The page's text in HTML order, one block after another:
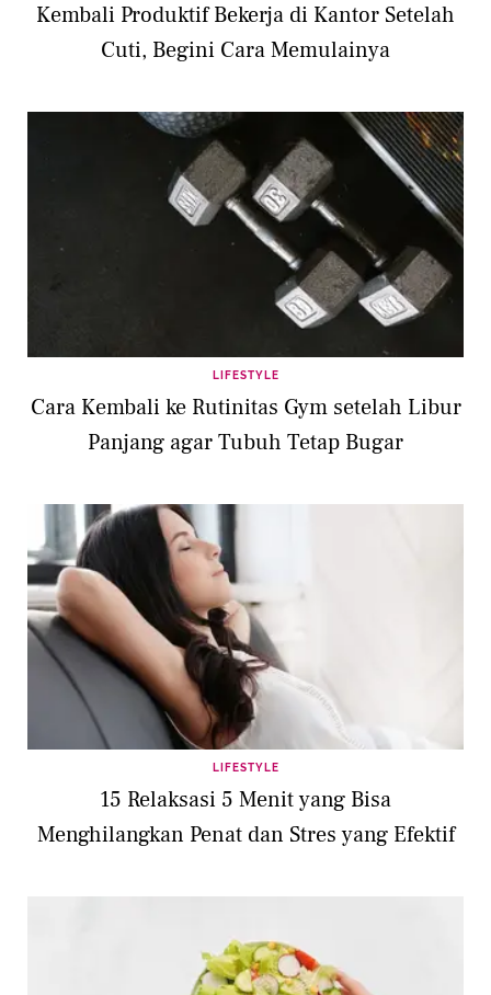
Kembali Produktif Bekerja di Kantor Setelah
Cuti, Begini Cara Memulainya
LIFESTYLE
Cara Kembali ke Rutinitas Gym setelah Libur
Panjang agar Tubuh Tetap Bugar
LIFESTYLE
15 Relaksasi 5 Menit yang Bisa
Menghilangkan Penat dan Stres yang Efektif